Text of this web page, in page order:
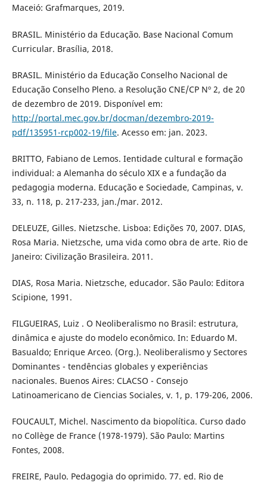
Maceió: Grafmarques, 2019.
BRASIL. Ministério da Educação. Base Nacional Comum
Curricular. Brasília, 2018.
BRASIL. Ministério da Educação Conselho Nacional de
Educação Conselho Pleno. a Resolução CNE/CP Nº 2, de 20
de dezembro de 2019. Disponível em:
http://portal.mec.gov.br/docman/dezembro-2019-
pdf/135951-rcp002-19/file. Acesso em: jan. 2023.
BRITTO, Fabiano de Lemos. Ientidade cultural e formação
individual: a Alemanha do século XIX e a fundação da
pedagogia moderna. Educação e Sociedade, Campinas, v.
33, n. 118, p. 217-233, jan./mar. 2012.
DELEUZE, Gilles. Nietzsche. Lisboa: Edições 70, 2007. DIAS,
Rosa Maria. Nietzsche, uma vida como obra de arte. Rio de
Janeiro: Civilização Brasileira. 2011.
DIAS, Rosa Maria. Nietzsche, educador. São Paulo: Editora
Scipione, 1991.
FILGUEIRAS, Luiz . O Neoliberalismo no Brasil: estrutura,
dinâmica e ajuste do modelo econômico. In: Eduardo M.
Basualdo; Enrique Arceo. (Org.). Neoliberalismo y Sectores
Dominantes - tendências globales y experiências
nacionales. Buenos Aires: CLACSO - Consejo
Latinoamericano de Ciencias Sociales, v. 1, p. 179-206, 2006.
FOUCAULT, Michel. Nascimento da biopolítica. Curso dado
no Collège de France (1978-1979). São Paulo: Martins
Fontes, 2008.
FREIRE, Paulo. Pedagogia do oprimido. 77. ed. Rio de